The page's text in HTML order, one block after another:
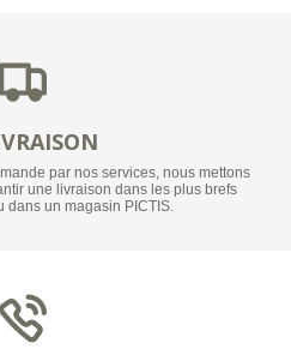
par nos services, nous mettons
une livraison dans les plus brefs
dans un magasin PICTIS.